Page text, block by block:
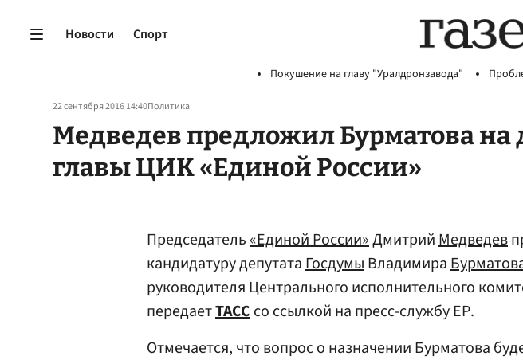
Новости Спорт
Покушение на главу "Уралдронзавода"
22 сентября 2016 14:40Политика
Медведев предложил Бурматова на
главы ЦИК «Единой России»
Председатель«Единой России»ДмитрийМедведев
кандидатуру депутатаГосдумыВладимира
руководителя Центрального исполнительного
передаетТАССсо ссылкой на пресс-службу ЕР.
Отмечается, что вопрос о назначении Бурматова